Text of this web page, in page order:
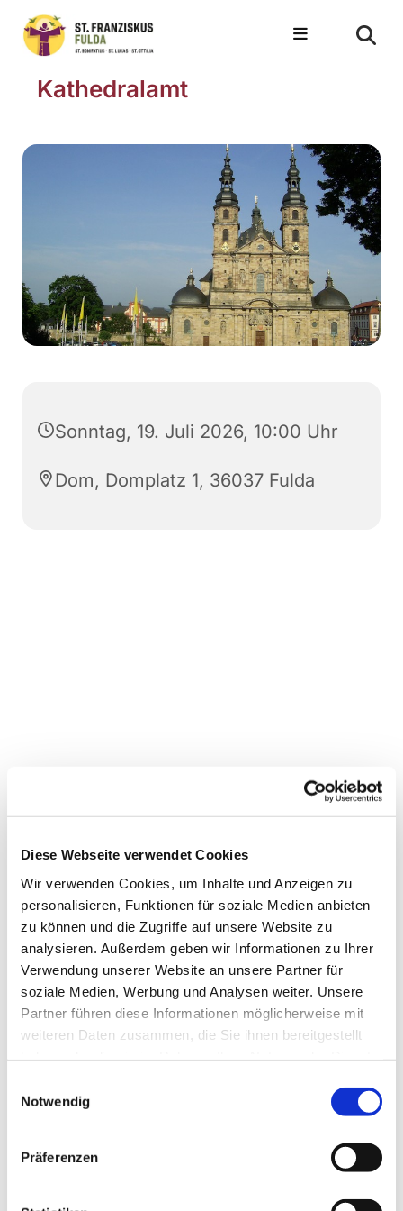
Diese Webseite verwendet Cookies
Wir verwenden Cookies, um Inhalte und Anzeigen zu
personalisieren, Funktionen für soziale Medien anbieten
zu können und die Zugriffe auf unsere Website zu
analysieren. Außerdem geben wir Informationen zu Ihrer
Verwendung unserer Website an unsere Partner für
soziale Medien, Werbung und Analysen weiter. Unsere
Partner führen diese Informationen möglicherweise mit
weiteren Daten zusammen, die Sie ihnen bereitgestellt
Notwendig
Präferenzen
Kathedralamt
Sonntag, 19. Juli 2026, 10:00 Uhr
Dom, Domplatz 1, 36037 Fulda
Dies könnte Sie auch
interessieren